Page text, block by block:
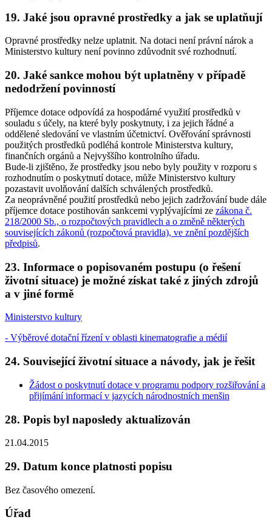
19. Jaké jsou opravné prostředky a jak se uplatňují
Opravné prostředky nelze uplatnit. Na dotaci není právní nárok a
Ministerstvo kultury není povinno zdůvodnit své rozhodnutí.
20. Jaké sankce mohou být uplatněny v případě
nedodržení povinností
Příjemce dotace odpovídá za hospodárné využití prostředků v
souladu s účely, na které byly poskytnuty, i za jejich řádné a
oddělené sledování ve vlastním účetnictví. Ověřování správnosti
použitých prostředků podléhá kontrole Ministerstva kultury,
finančních orgánů a Nejvyššího kontrolního úřadu.
Bude-li zjištěno, že prostředky jsou nebo byly použity v rozporu s
rozhodnutím o poskytnutí dotace, může Ministerstvo kultury
pozastavit uvolňování dalších schválených prostředků.
Za neoprávněné použití prostředků nebo jejich zadržování bude dále
příjemce dotace postihován sankcemi vyplývajícími ze zákona č.
218/2000 Sb., o rozpočtových pravidlech a o změně některých
souvisejících zákonů (rozpočtová pravidla), ve znění pozdějších
předpisů.
23. Informace o popisovaném postupu (o řešení
životní situace) je možné získat také z jiných zdrojů
a v jiné formě
Ministerstvo kultury
- Výběrové dotační řízení v oblasti kinematografie a médií
24. Související životní situace a návody, jak je řešit
Žádost o poskytnutí dotace v programu podpory rozšiřování a
přijímání informací v jazycích národnostních menšin
28. Popis byl naposledy aktualizován
21.04.2015
29. Datum konce platnosti popisu
Bez časového omezení.
Úřad